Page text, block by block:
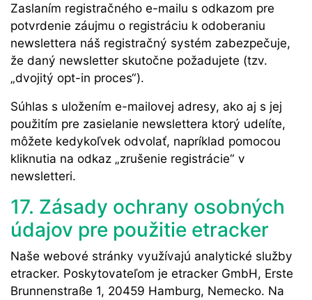
Zaslaním registračného e-mailu s odkazom pre
potvrdenie záujmu o registráciu k odoberaniu
newslettera náš registračný systém zabezpečuje,
že daný newsletter skutočne požadujete (tzv.
„dvojitý opt-in proces“).
Súhlas s uložením e-mailovej adresy, ako aj s jej
použitím pre zasielanie newslettera ktorý udelíte,
môžete kedykoľvek odvolať, napríklad pomocou
kliknutia na odkaz „zrušenie registrácie“ v
newsletteri.
17. Zásady ochrany osobných
údajov pre použitie etracker
Naše webové stránky využívajú analytické služby
etracker. Poskytovateľom je etracker GmbH, Erste
Brunnenstraße 1, 20459 Hamburg, Nemecko. Na